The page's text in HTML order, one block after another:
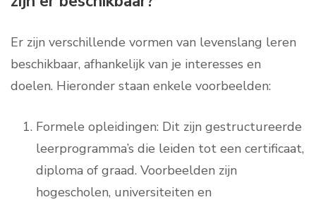
Er zijn verschillende vormen van levenslang leren
beschikbaar, afhankelijk van je interesses en
doelen. Hieronder staan enkele voorbeelden:
Formele opleidingen: Dit zijn gestructureerde
leerprogramma’s die leiden tot een certificaat,
diploma of graad. Voorbeelden zijn
hogescholen, universiteiten en